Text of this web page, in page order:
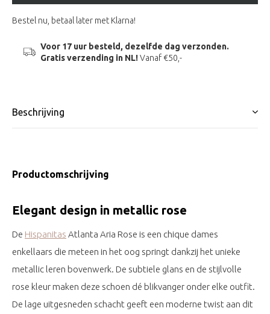
Bestel nu, betaal later met Klarna!
Voor 17 uur besteld, dezelfde dag verzonden.
Gratis verzending in NL!Vanaf €50,-
Beschrijving
Productomschrijving
Elegant design in metallic rose
De Hispanitas Atlanta Aria Rose is een chique dames
enkellaars die meteen in het oog springt dankzij het unieke
metallic leren bovenwerk. De subtiele glans en de stijlvolle
rose kleur maken deze schoen dé blikvanger onder elke outfit.
De lage uitgesneden schacht geeft een moderne twist aan dit